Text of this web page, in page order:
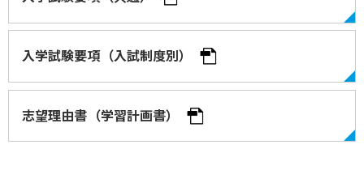
入学試験要項（入試制度別）
志望理由書（学習計画書）